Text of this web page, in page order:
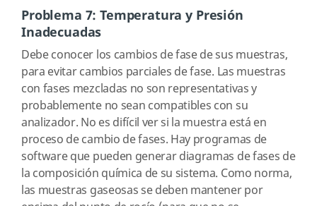
Problema 7: Temperatura y Presión
Inadecuadas
Debe conocer los cambios de fase de sus muestras,
para evitar cambios parciales de fase. Las muestras
con fases mezcladas no son representativas y
probablemente no sean compatibles con su
analizador. No es difícil ver si la muestra está en
proceso de cambio de fases. Hay programas de
software que pueden generar diagramas de fases de
la composición química de su sistema. Como norma,
las muestras gaseosas se deben mantener por